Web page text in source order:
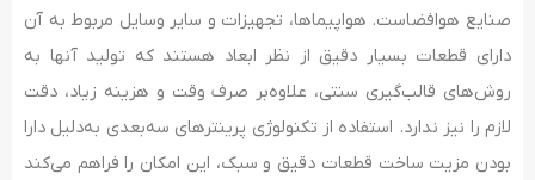
صنایع هوافضاست. هواپیماها، تجهیزات و سایر وسایل مربوط به آن
دارای قطعات بسیار دقیق از نظر ابعاد هستند که تولید آنها به
روش‌های قالب‌گیری سنتی، علاوه‌بر صرف وقت و هزینه زیاد، دقت
لازم را نیز ندارد. استفاده از تکنولوژی پرینترهای سه‌بعدی به‌دلیل دارا
بودن مزیت ساخت قطعات دقیق و سبک، این امکان را فراهم می‌کند